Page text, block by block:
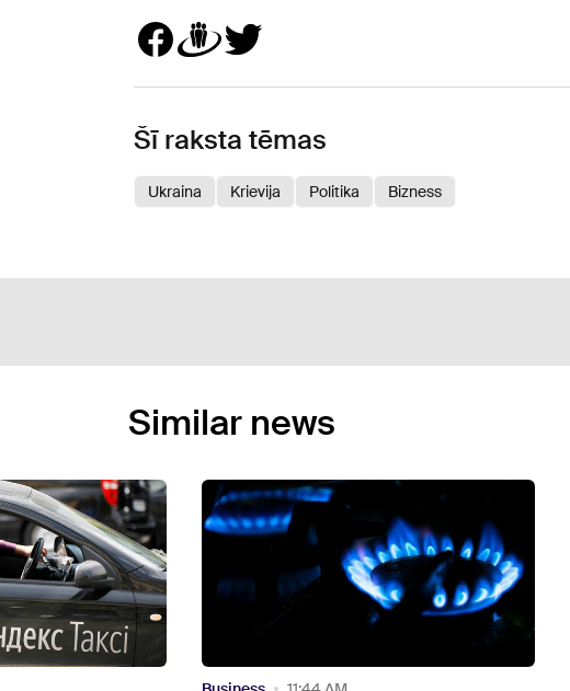
Šī raksta tēmas
Ukraina Krievija Politika Bizness
Similar news